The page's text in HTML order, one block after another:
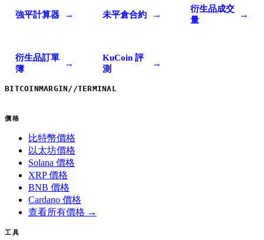
強平計算器 → 未平倉合約 →
衍生品成交
量
→
衍生品訂單
簿
→
KuCoin 評
測
→
BITCOINMARGIN//TERMINAL
價格
比特幣價格
以太坊價格
Solana 價格
XRP 價格
BNB 價格
Cardano 價格
查看所有價格 →
工具